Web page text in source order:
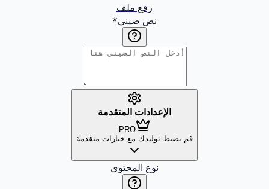
رفع ملف
نص صيني*
الإعدادات المتقدمة
PRO
قم بضبط توليدك مع خيارات متقدمة
نوع المحتوى